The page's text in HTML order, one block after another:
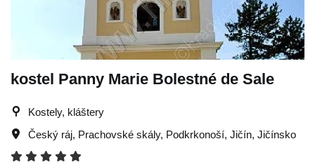
kostel Panny Marie Bolestné de Sale
Kostely, kláštery
Český ráj, Prachovské skály, Podkrkonoší, Jičín, Jičínsko